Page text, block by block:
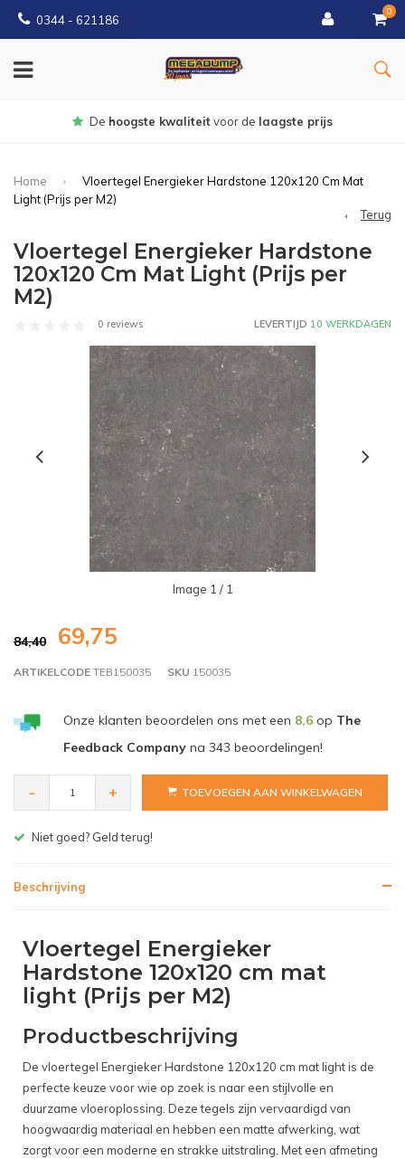
0344 - 621186
0
Gratisbezorgd vanaf € 150
Home
Vloertegel Energieker Hardstone 120x120 Cm Mat
Light (Prijs per M2)
Terug
Vloertegel Energieker Hardstone
120x120 Cm Mat Light (Prijs per
M2)
0 reviews LEVERTIJD 10 WERKDAGEN
Image 1 / 1
84,40 69,75
ARTIKELCODE TEB150035 SKU 150035
Onze klanten beoordelen ons met een 8,6op The
Feedback Companyna 343 beoordelingen!
- + TOEVOEGEN AAN WINKELWAGEN
Gratis bezorgen v.a. € 150,- (NL)
Beschrijving
Vloertegel Energieker
Hardstone 120x120 cm mat
light (Prijs per M2)
Productbeschrijving
De vloertegel Energieker Hardstone 120x120 cm mat light is de
perfecte keuze voor wie op zoek is naar een stijlvolle en
duurzame vloeroplossing. Deze tegels zijn vervaardigd van
hoogwaardig materiaal en hebben een matte afwerking, wat
zorgt voor een moderne en strakke uitstraling. Met een afmeting